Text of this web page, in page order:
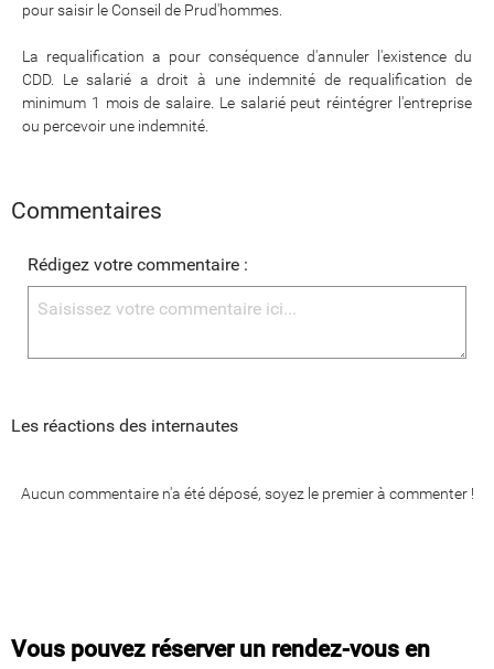
pour saisir le Conseil de Prud'hommes.
La requalification a pour conséquence d'annuler l'existence du
CDD. Le salarié a droit à une indemnité de requalification de
minimum 1 mois de salaire. Le salarié peut réintégrer l'entreprise
ou percevoir une indemnité.
Commentaires
Rédigez votre commentaire :
Les réactions des internautes
Aucun commentaire n'a été déposé, soyez le premier à commenter !
Vous pouvez réserver un rendez-vous en